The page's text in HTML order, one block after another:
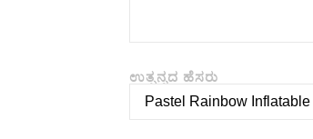
ಉತ್ಪನ್ನದ ಹೆಸರು